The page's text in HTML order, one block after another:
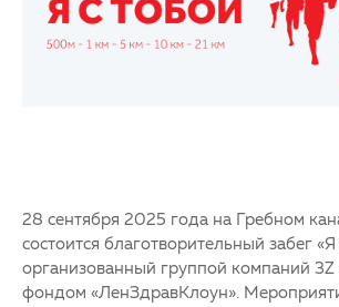
28 сентября 2025 года на Гребном
состоится благотворительный забег «Я
организованный группой компаний 3Z
фондом «ЛенЗдравКлоун».